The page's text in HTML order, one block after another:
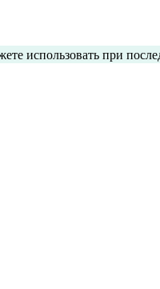
использовать при